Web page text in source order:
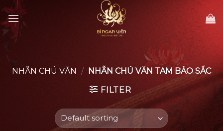
Skip
to
content
NHẪN CHÚ VĂN / NHẪN CHÚ VĂN TAM BẢO SẮC
FILTER